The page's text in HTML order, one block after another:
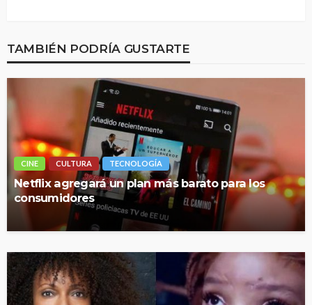
TAMBIÉN PODRÍA GUSTARTE
CINE CULTURA TECNOLOGÍA
Netflix agregará un plan más barato para los
consumidores